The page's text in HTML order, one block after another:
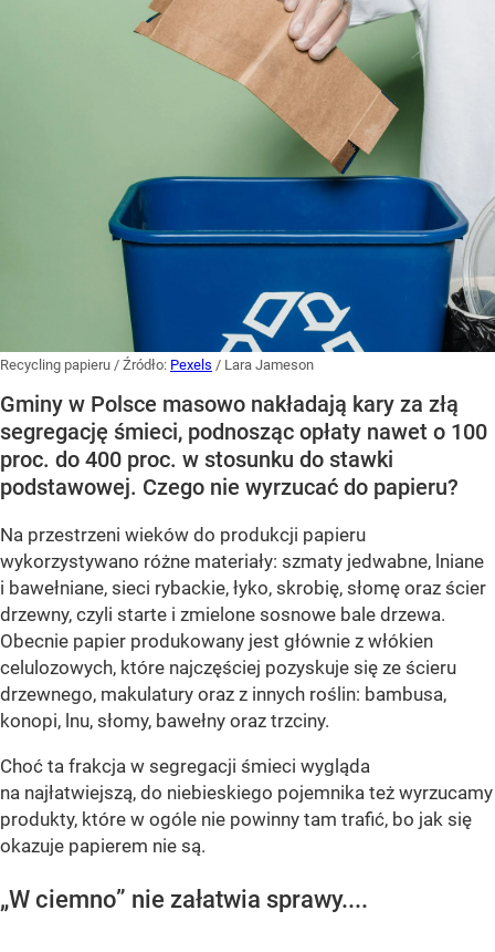
Recycling papieru / Źródło: Pexels / Lara Jameson
Gminy w Polsce masowo nakładają kary za złą
segregację śmieci, podnosząc opłaty nawet o 100
proc. do 400 proc. w stosunku do stawki
podstawowej. Czego nie wyrzucać do papieru?
Na przestrzeni wieków do produkcji papieru
wykorzystywano różne materiały: szmaty jedwabne, lniane
i bawełniane, sieci rybackie, łyko, skrobię, słomę oraz ścier
drzewny, czyli starte i zmielone sosnowe bale drzewa.
Obecnie papier produkowany jest głównie z włókien
celulozowych, które najczęściej pozyskuje się ze ścieru
drzewnego, makulatury oraz z innych roślin: bambusa,
konopi, lnu, słomy, bawełny oraz trzciny.
Choć ta frakcja w segregacji śmieci wygląda
na najłatwiejszą, do niebieskiego pojemnika też wyrzucamy
produkty, które w ogóle nie powinny tam trafić, bo jak się
okazuje papierem nie są.
„W ciemno” nie załatwia sprawy....